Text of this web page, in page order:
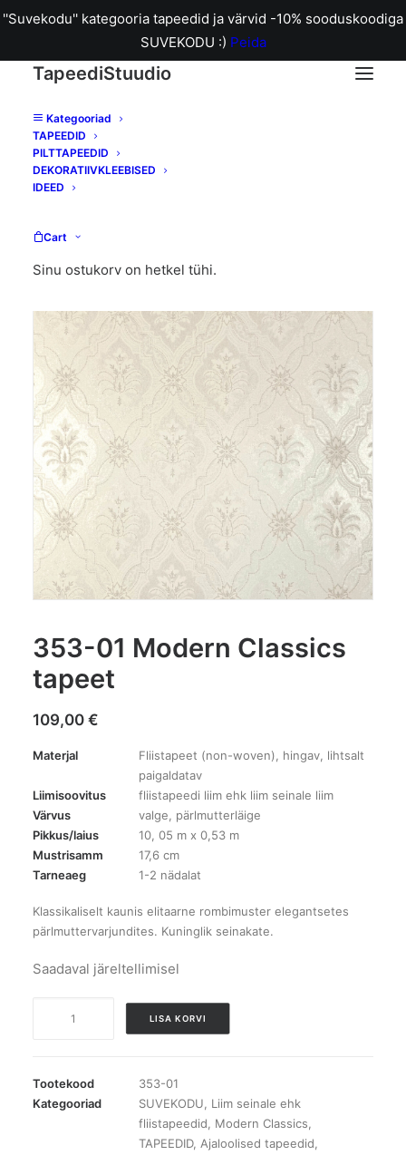
''Suvekodu'' kategooria tapeedid ja värvid -10% sooduskoodiga
SUVEKODU :) Peida
TapeediStuudio
Kategooriad
TAPEEDID
PILTTAPEEDID
DEKORATIIVKLEEBISED
IDEED
Cart
Sinu ostukorv on hetkel tühi.
Home 353-01 Modern Classics tapeet
353-01 Modern Classics
tapeet
109,00 €
Materjal
Fliistapeet (non-woven), hingav, lihtsalt
paigaldatav
Liimisoovitus
fliistapeedi liim ehk liim seinale liim
Värvus
valge, pärlmutterläige
Pikkus/laius
10, 05 m x 0,53 m
Mustrisamm
17,6 cm
Tarneaeg
1-2 nädalat
Klassikaliselt kaunis elitaarne rombimuster elegantsetes
pärlmuttervarjundites. Kuninglik seinakate.
Saadaval järeltellimisel
Classics
tapeet
LISA KORVI
Tootekood
353-01
Kategooriad
SUVEKODU
Liim seinale ehk
fliistapeedid
Modern Classics
TAPEEDID, Ajaloolised tapeedid